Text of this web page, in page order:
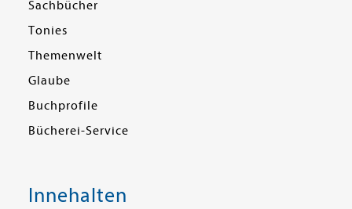
Sachbücher
Tonies
Themenwelt
Glaube
Buchprofile
Bücherei-Service
Innehalten